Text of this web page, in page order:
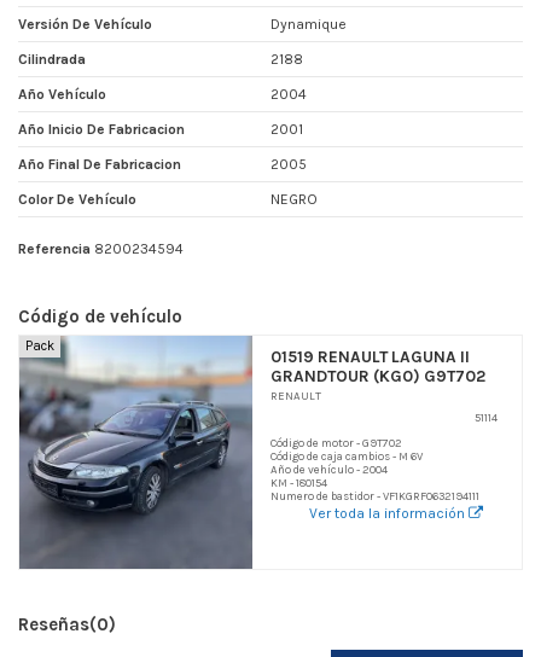
Versión De Vehículo Dynamique
Cilindrada 2188
Año Vehículo 2004
Año Inicio De Fabricacion 2001
Año Final De Fabricacion 2005
Color De Vehículo NEGRO
Referencia 8200234594
Código de vehículo
Pack
01519 RENAULT LAGUNA II
GRANDTOUR (KG0) G9T702
RENAULT
51114
Código de motor - G9T702
Código de caja cambios - M 6V
Año de vehículo - 2004
KM - 180154
Numero de bastidor - VF1KGRF0632194111
Ver toda la información
Reseñas(0)